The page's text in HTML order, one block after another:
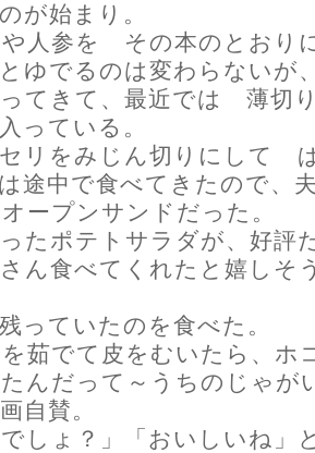
が始まり。
や人参を その本のとおり
ゆでるのは変わらないが
ってきて、最近では 薄切
っている。
リをみじん切りにして
途中で食べてきたので、
ープンサンドだった。
たポテトサラダが、好
ん食べてくれたと嬉しそ
ていたのを食べた。
を茹でて皮をむいたら、
んだって～うちのじゃ
自賛。
でしょ？」「おいしいね